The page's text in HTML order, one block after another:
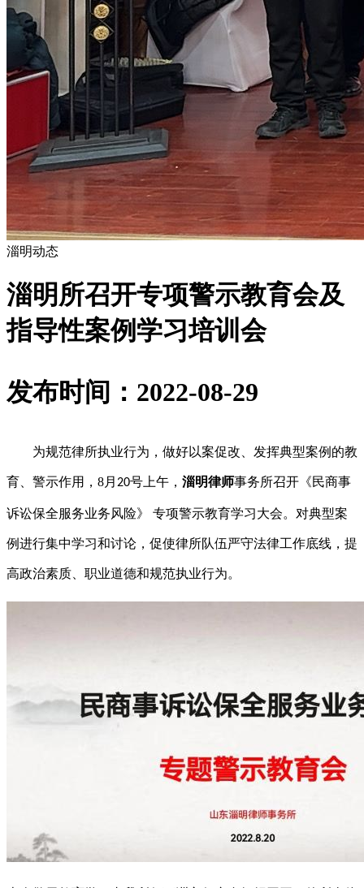
淄明动态
淄明所召开专项警示教育会及
指导性案例学习培训会
发布时间：2022-08-29
为规范律所执业行为，做好以案促改、发挥典型案例的教
育、警示作用， 8月 20号上午， 淄明律师事务所召开《民商事
诉讼保全服务业务风险》 专项警示教育学习大会。对典型案
例进行集中学习和讨论，促使律所队伍严守法律工作底线，提
高政治素质、职业道德和规范执业行为。